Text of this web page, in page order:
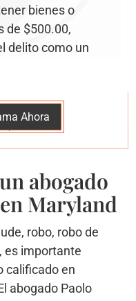
bienes o
de $500.00,
delito como un
Ahora
abogado
Maryland
robo, robo de
es importante
calificado en
abogado Paolo